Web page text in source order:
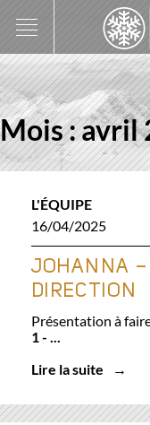
content
Mois :avril
L'ÉQUIPE
16/04/2025
JOHANNA –
DIRECTION
Présentation à
1 - ...
Lire la suite
→